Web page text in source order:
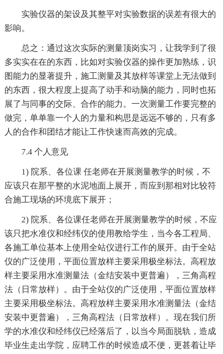
实验仪器的架设及其整平对实验数据的误差有很大的
影响。
总之：通过这次实际的测量顶岗实习，让我学到了很
多实实在在的东西，比如对实验仪器的操作更加熟练，识
图能力的显著提升，施工测量及其放样等课堂上无法做到
的东西，很大程度上提高了动手和动脑的能力，同时也拓
展了与同事的交际、合作的能力。一次测量工作要完整的
做完，单单靠一个人的力量和构思是远远不够的，只有多
人的合作和团结才能让工作快速而高效的完成。
7.4 个人意见
1) 院系、各位课 任老师在开展测量教学的时候，不
应该只在那平整的水泥地面上展开，而应到那相对比较符
合施工现场的环境底下展开；
2) 院系、各位课任老师在开展测量教学的时候，不应
该只把水准仪和经纬仪的使用教给学生，当今各工程局、
各施工单位基本上使用全站仪进行工作的展开。由于全站
仪的广泛使用，平面位置放样主要采用极坐标法。高程放
样主要采用水准测量法（金结安装中更普遍），三角高程
法（日常放样）。由于全站仪的广泛使用，平面位置放样
主要采用极坐标法。高程放样主要采用水准测量法（金结
安装中更普遍），三角高程法（日常放样）。现在我们所
学的水准仪和经纬仪已经落后了，以当今局面脱轨，造成
毕业生走出学院，应聘工作的时候造成不便，更甚着让毕